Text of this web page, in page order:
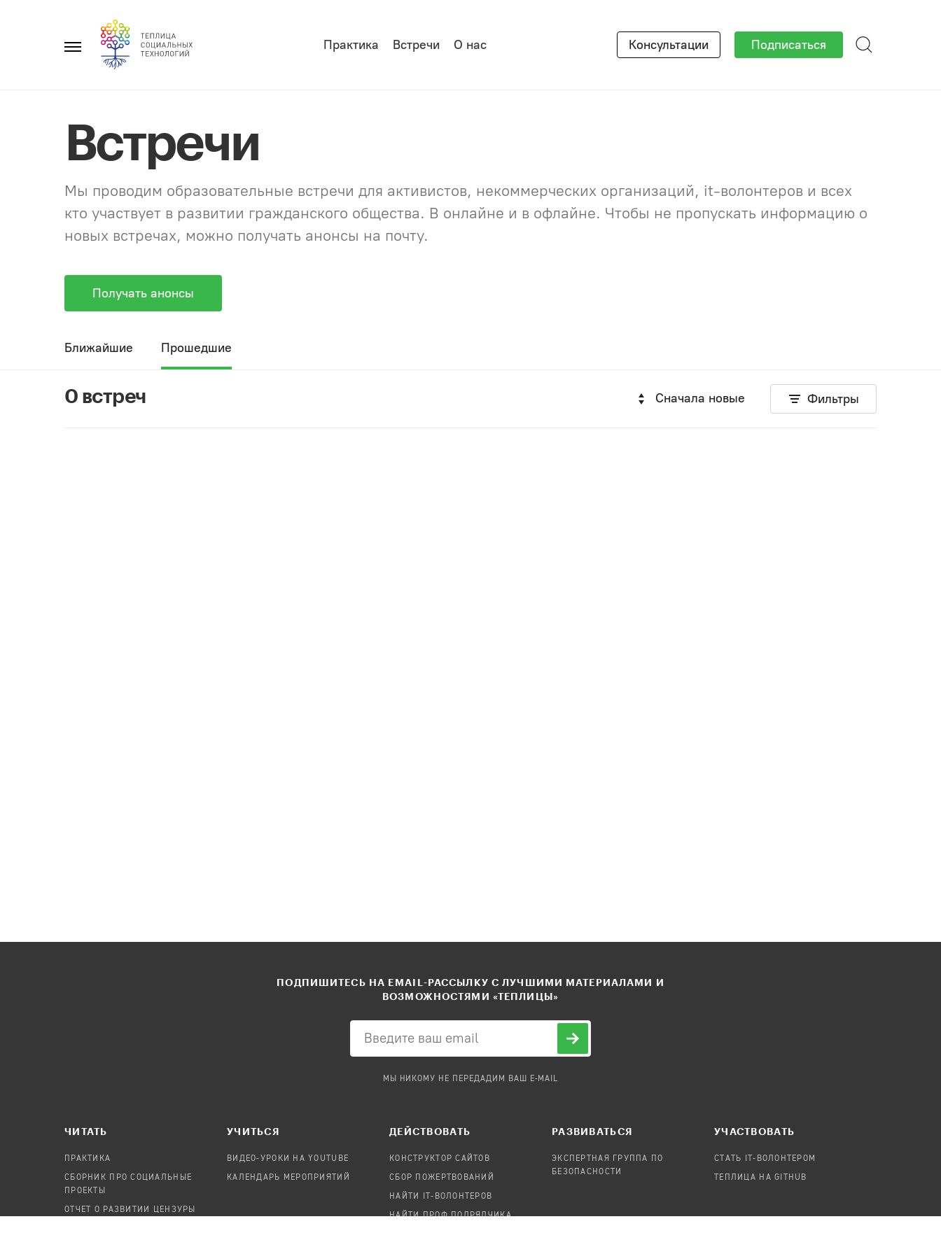
Главное
Практика Встречи О нас Консультации Подписаться
Встречи
Мы проводим образовательные встречи для активистов, некоммерческих организаций, it-волонтеров и всех
кто участвует в развитии гражданского общества. В онлайне и в офлайне. Чтобы не пропускать информацию о
новых встречах, можно получать анонсы на почту.
Получать анонсы
Ближайшие Прошедшие
0 встреч Сначала новые Фильтры
ПОДПИШИТЕСЬ НА EMAIL-РАССЫЛКУ С ЛУЧШИМИ МАТЕРИАЛАМИ И
ВОЗМОЖНОСТЯМИ «ТЕПЛИЦЫ»
МЫ НИКОМУ НЕ ПЕРЕДАДИМ ВАШ E-MAIL
ЧИТАТЬ
ПРАКТИКА
СБОРНИК ПРО СОЦИАЛЬНЫЕ
ПРОЕКТЫ
ОТЧЕТ О РАЗВИТИИ ЦЕНЗУРЫ
УЧИТЬСЯ
ВИДЕО-УРОКИ НА YOUTUBE
КАЛЕНДАРЬ МЕРОПРИЯТИЙ
ДЕЙСТВОВАТЬ
КОНСТРУКТОР САЙТОВ
СБОР ПОЖЕРТВОВАНИЙ
НАЙТИ IT-ВОЛОНТЕРОВ
НАЙТИ ПРОФ.ПОДРЯДЧИКА
РАЗВИВАТЬСЯ
ЭКСПЕРТНАЯ ГРУППА ПО
БЕЗОПАСНОСТИ
УЧАСТВОВАТЬ
СТАТЬ IT-ВОЛОНТЕРОМ
ТЕПЛИЦА НА GITHUB